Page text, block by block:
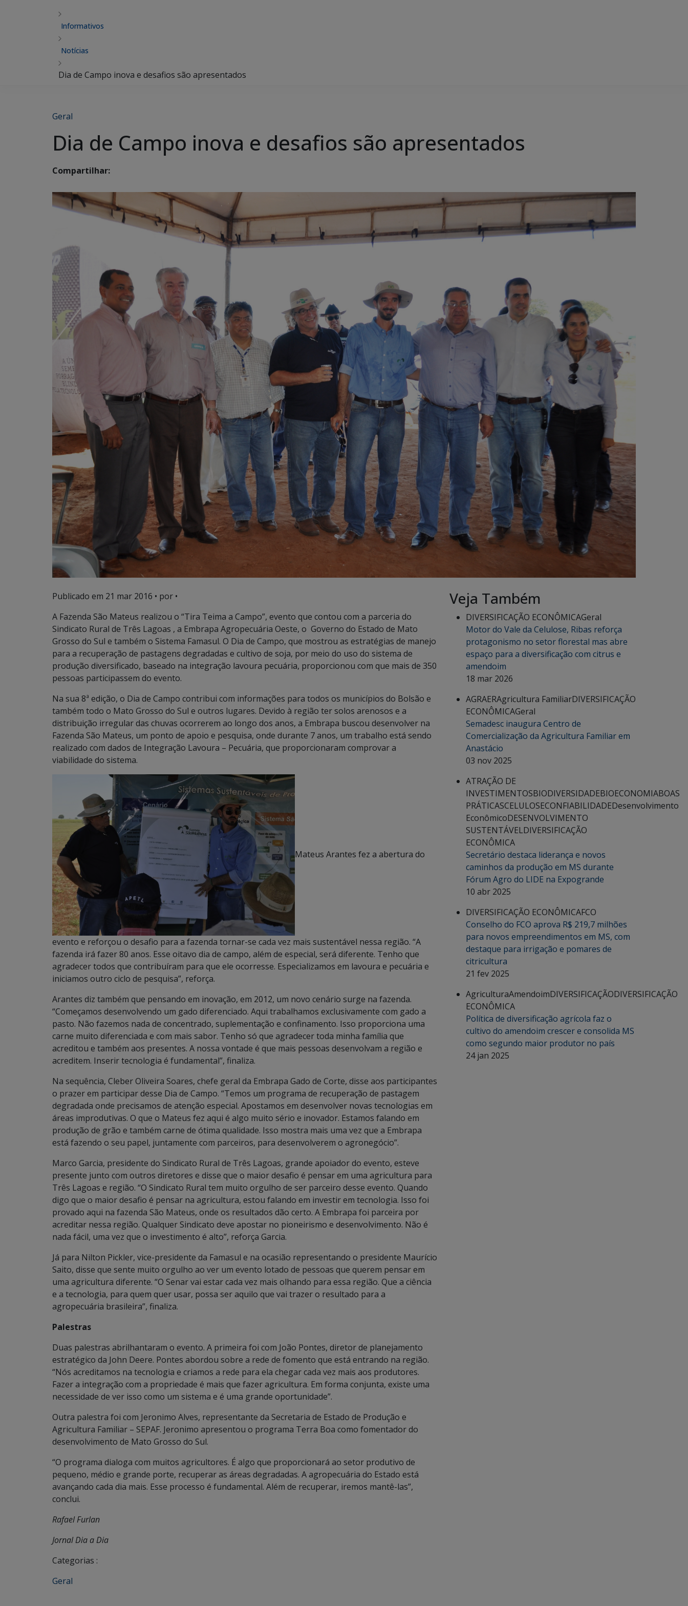
Informativos
Notícias
Dia de Campo inova e desafios são apresentados
Geral
Dia de Campo inova e desafios são apresentados
Compartilhar:
Publicado em 21 mar 2016 • por •
A Fazenda São Mateus realizou o “Tira Teima a Campo”, evento que contou com a parceria do
Sindicato Rural de Três Lagoas , a Embrapa Agropecuária Oeste, o Governo do Estado de Mato
Grosso do Sul e também o Sistema Famasul. O Dia de Campo, que mostrou as estratégias de manejo
para a recuperação de pastagens degradadas e cultivo de soja, por meio do uso do sistema de
produção diversificado, baseado na integração lavoura pecuária, proporcionou com que mais de 350
pessoas participassem do evento.
Na sua 8ª edição, o Dia de Campo contribui com informações para todos os municípios do Bolsão e
também todo o Mato Grosso do Sul e outros lugares. Devido à região ter solos arenosos e a
distribuição irregular das chuvas ocorrerem ao longo dos anos, a Embrapa buscou desenvolver na
Fazenda São Mateus, um ponto de apoio e pesquisa, onde durante 7 anos, um trabalho está sendo
realizado com dados de Integração Lavoura – Pecuária, que proporcionaram comprovar a
viabilidade do sistema.
Mateus Arantes fez a abertura do
evento e reforçou o desafio para a fazenda tornar-se cada vez mais sustentável nessa região. “A
fazenda irá fazer 80 anos. Esse oitavo dia de campo, além de especial, será diferente. Tenho que
agradecer todos que contribuíram para que ele ocorresse. Especializamos em lavoura e pecuária e
iniciamos outro ciclo de pesquisa”, reforça.
Arantes diz também que pensando em inovação, em 2012, um novo cenário surge na fazenda.
“Começamos desenvolvendo um gado diferenciado. Aqui trabalhamos exclusivamente com gado a
pasto. Não fazemos nada de concentrado, suplementação e confinamento. Isso proporciona uma
carne muito diferenciada e com mais sabor. Tenho só que agradecer toda minha família que
acreditou e também aos presentes. A nossa vontade é que mais pessoas desenvolvam a região e
acreditem. Inserir tecnologia é fundamental”, finaliza.
Na sequência, Cleber Oliveira Soares, chefe geral da Embrapa Gado de Corte, disse aos participantes
o prazer em participar desse Dia de Campo. “Temos um programa de recuperação de pastagem
degradada onde precisamos de atenção especial. Apostamos em desenvolver novas tecnologias em
áreas improdutivas. O que o Mateus fez aqui é algo muito sério e inovador. Estamos falando em
produção de grão e também carne de ótima qualidade. Isso mostra mais uma vez que a Embrapa
está fazendo o seu papel, juntamente com parceiros, para desenvolverem o agronegócio”.
Marco Garcia, presidente do Sindicato Rural de Três Lagoas, grande apoiador do evento, esteve
presente junto com outros diretores e disse que o maior desafio é pensar em uma agricultura para
Três Lagoas e região. “O Sindicato Rural tem muito orgulho de ser parceiro desse evento. Quando
digo que o maior desafio é pensar na agricultura, estou falando em investir em tecnologia. Isso foi
provado aqui na fazenda São Mateus, onde os resultados dão certo. A Embrapa foi parceira por
acreditar nessa região. Qualquer Sindicato deve apostar no pioneirismo e desenvolvimento. Não é
nada fácil, uma vez que o investimento é alto”, reforça Garcia.
Já para Nilton Pickler, vice-presidente da Famasul e na ocasião representando o presidente Maurício
Saito, disse que sente muito orgulho ao ver um evento lotado de pessoas que querem pensar em
uma agricultura diferente. “O Senar vai estar cada vez mais olhando para essa região. Que a ciência
e a tecnologia, para quem quer usar, possa ser aquilo que vai trazer o resultado para a
agropecuária brasileira”, finaliza.
Palestras
Duas palestras abrilhantaram o evento. A primeira foi com João Pontes, diretor de planejamento
estratégico da John Deere. Pontes abordou sobre a rede de fomento que está entrando na região.
“Nós acreditamos na tecnologia e criamos a rede para ela chegar cada vez mais aos produtores.
Fazer a integração com a propriedade é mais que fazer agricultura. Em forma conjunta, existe uma
necessidade de ver isso como um sistema e é uma grande oportunidade”.
Outra palestra foi com Jeronimo Alves, representante da Secretaria de Estado de Produção e
Agricultura Familiar – SEPAF. Jeronimo apresentou o programa Terra Boa como fomentador do
desenvolvimento de Mato Grosso do Sul.
“O programa dialoga com muitos agricultores. É algo que proporcionará ao setor produtivo de
pequeno, médio e grande porte, recuperar as áreas degradadas. A agropecuária do Estado está
avançando cada dia mais. Esse processo é fundamental. Além de recuperar, iremos mantê-las”,
conclui.
Rafael Furlan
Jornal Dia a Dia
Categorias :
Geral
Veja Também
DIVERSIFICAÇÃO ECONÔMICAGeral
Motor do Vale da Celulose, Ribas reforça
protagonismo no setor florestal mas abre
espaço para a diversificação com citrus e
amendoim
18 mar 2026
AGRAERAgricultura FamiliarDIVERSIFICAÇÃO
ECONÔMICAGeral
Semadesc inaugura Centro de
Comercialização da Agricultura Familiar em
Anastácio
03 nov 2025
ATRAÇÃO DE
INVESTIMENTOSBIODIVERSIDADEBIOECONOMIABOAS
PRÁTICASCELULOSECONFIABILIDADEDesenvolvimento
EconômicoDESENVOLVIMENTO
SUSTENTÁVELDIVERSIFICAÇÃO
ECONÔMICA
Secretário destaca liderança e novos
caminhos da produção em MS durante
Fórum Agro do LIDE na Expogrande
10 abr 2025
DIVERSIFICAÇÃO ECONÔMICAFCO
Conselho do FCO aprova R$ 219,7 milhões
para novos empreendimentos em MS, com
destaque para irrigação e pomares de
citricultura
21 fev 2025
AgriculturaAmendoimDIVERSIFICAÇÃODIVERSIFICAÇÃO
ECONÔMICA
Política de diversificação agrícola faz o
cultivo do amendoim crescer e consolida MS
como segundo maior produtor no país
24 jan 2025